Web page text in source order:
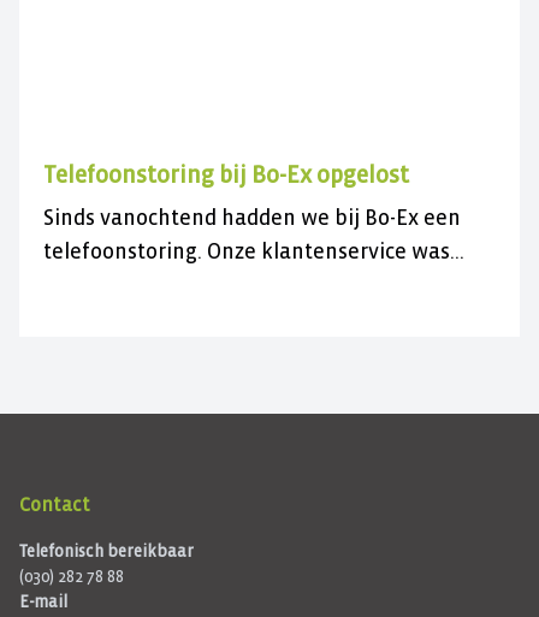
Telefoonstoring bij Bo-Ex opgelost
Sinds vanochtend hadden we bij Bo-Ex een
telefoonstoring. Onze klantenservice was
Contact
Telefonisch bereikbaar
(030) 282 78 88
E-mail